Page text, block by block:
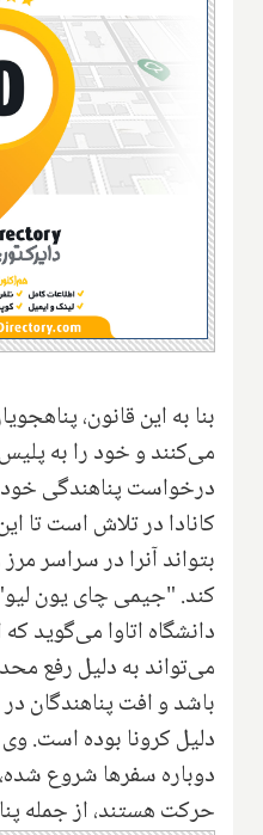
بنا به این قانون،
می‌کنند و خود را به
درخواست پناهندگی خود
کانادا در تلاش است تا
بتواند آنرا در سراسر
کند. "جیمی چای یون
دانشگاه اتاوا می‌گوید
می‌تواند به دلیل رفع
باشد و افت پناهندگان
دلیل کرونا بوده است.
دوباره سفرها شروع
حرکت هستند، از جمله